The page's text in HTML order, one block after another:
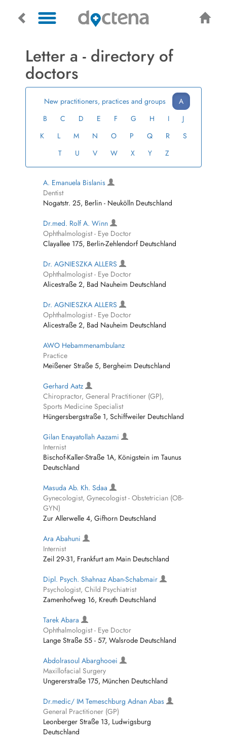
Letter a - directory of
doctors
New practitioners, practices and groups
A
B
C D E F G H I
J
K
L M N O P Q R
S
T
U V W X Y Z
A. Emanuela Bislanis
Dentist
Nogatstr. 25, Berlin - Neukölln Deutschland
Dr.med. Rolf A. Winn
Ophthalmologist - Eye Doctor
Clayallee 175, Berlin-Zehlendorf Deutschland
Dr. AGNIESZKA ALLERS
Ophthalmologist - Eye Doctor
Alicestraße 2, Bad Nauheim Deutschland
Dr. AGNIESZKA ALLERS
Ophthalmologist - Eye Doctor
Alicestraße 2, Bad Nauheim Deutschland
AWO Hebammenambulanz
Practice
Meißener Straße 5, Bergheim Deutschland
Gerhard Aatz
Chiropractor, General Practitioner (GP),
Sports Medicine Specialist
Hüngersbergstraße 1, Schiffweiler Deutschland
Gilan Enayatollah Aazami
Internist
Bischof-Kaller-Straße 1A, Königstein im Taunus
Deutschland
Masuda Ab. Kh. Sdaa
Gynecologist, Gynecologist - Obstetrician (OB-
GYN)
Zur Allerwelle 4, Gifhorn Deutschland
Ara Abahuni
Internist
Zeil 29-31, Frankfurt am Main Deutschland
Dipl. Psych. Shahnaz Aban-Schabmair
Psychologist, Child Psychiatrist
Zamenhofweg 16, Kreuth Deutschland
Tarek Abara
Ophthalmologist - Eye Doctor
Lange Straße 55 - 57, Walsrode Deutschland
Abdolrasoul Abarghooei
Maxillofacial Surgery
Ungererstraße 175, München Deutschland
Dr.medic/ IM Temeschburg Adnan Abas
General Practitioner (GP)
Leonberger Straße 13, Ludwigsburg
Deutschland